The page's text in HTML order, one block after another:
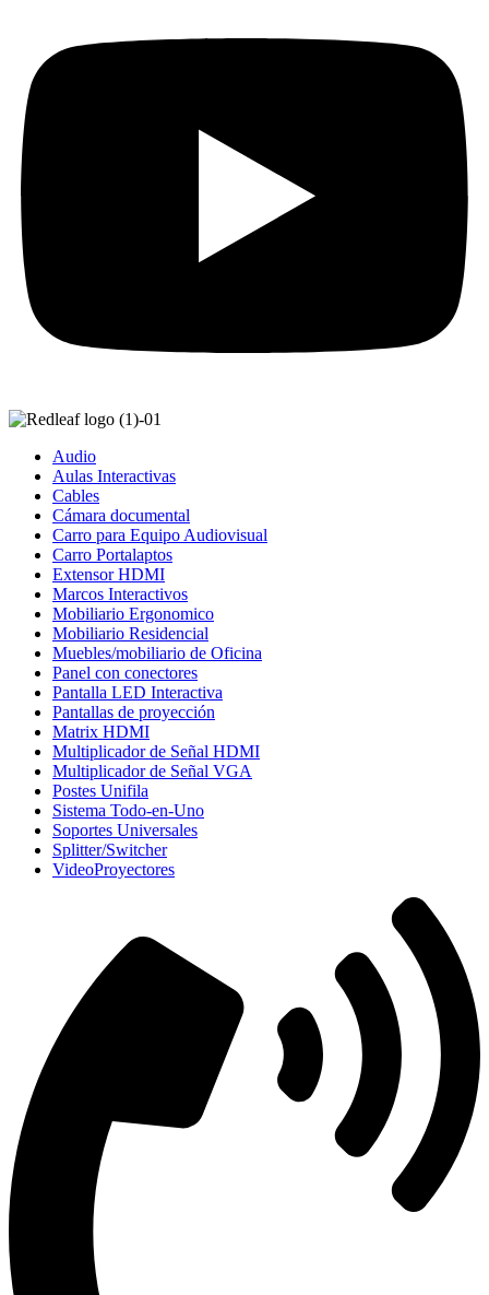
Audio
Aulas Interactivas
Cables
Cámara documental
Carro para Equipo Audiovisual
Carro Portalaptos
Extensor HDMI
Marcos Interactivos
Mobiliario Ergonomico
Mobiliario Residencial
Muebles/mobiliario de Oficina
Panel con conectores
Pantalla LED Interactiva
Pantallas de proyección
Matrix HDMI
Multiplicador de Señal HDMI
Multiplicador de Señal VGA
Postes Unifila
Sistema Todo-en-Uno
Soportes Universales
Splitter/Switcher
VideoProyectores